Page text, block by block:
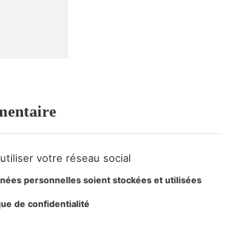
votre réseau social
personnelles soient stockées et utilisées
de confidentialité